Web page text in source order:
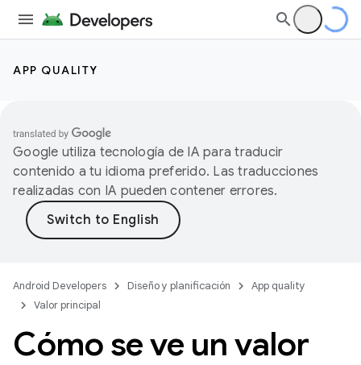
APP QUALITY
Google utiliza tecnología de IA para traducir
contenido a tu idioma preferido. Las traducciones
realizadas con IA pueden contener errores.
Android Developers Diseño y planificación
App quality
Valor principal
Cómo se ve un valor